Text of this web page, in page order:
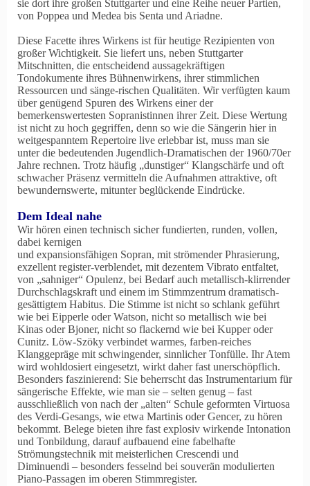
sie dort ihre großen Stuttgarter und eine Reihe neuer Partien,
von Poppea und Medea bis Senta und Ariadne.
Diese Facette ihres Wirkens ist für heutige Rezipienten von
großer Wichtigkeit. Sie liefert uns, neben Stuttgarter
Mitschnitten, die entscheidend aussagekräftigen
Tondokumente ihres Bühnenwirkens, ihrer stimmlichen
Ressourcen und sänge-rischen Qualitäten. Wir verfügten kaum
über genügend Spuren des Wirkens einer der
bemerkenswertesten Sopranistinnen ihrer Zeit. Diese Wertung
ist nicht zu hoch gegriffen, denn so wie die Sängerin hier in
weitgespanntem Repertoire live erlebbar ist, muss man sie
unter die bedeutenden Jugendlich-Dramatischen der 1960/70er
Jahre rechnen. Trotz häufig „dunstiger“ Klangschärfe und oft
schwacher Präsenz vermitteln die Aufnahmen attraktive, oft
bewundernswerte, mitunter beglückende Eindrücke.
Dem Ideal nahe
Wir hören einen technisch sicher fundierten, runden, vollen,
dabei kernigen
und expansionsfähigen Sopran, mit strömender Phrasierung,
exzellent register-verblendet, mit dezentem Vibrato entfaltet,
von „sahniger“ Opulenz, bei Bedarf auch metallisch-klirrender
Durchschlagskraft und einem im Stimmzentrum dramatisch-
gesättigtem Habitus. Die Stimme ist nicht so schlank geführt
wie bei Eipperle oder Watson, nicht so metallisch wie bei
Kinas oder Bjoner, nicht so flackernd wie bei Kupper oder
Cunitz. Löw-Szöky verbindet warmes, farben-reiches
Klanggepräge mit schwingender, sinnlicher Tonfülle. Ihr Atem
wird wohldosiert eingesetzt, wirkt daher fast unerschöpflich.
Besonders faszinierend: Sie beherrscht das Instrumentarium für
sängerische Effekte, wie man sie – selten genug – fast
ausschließlich von nach der „alten“ Schule geformten Virtuosa
des Verdi-Gesangs, wie etwa Martinis oder Gencer, zu hören
bekommt. Belege bieten ihre fast explosiv wirkende Intonation
und Tonbildung, darauf aufbauend eine fabelhafte
Strömungstechnik mit meisterlichen Crescendi und
Diminuendi – besonders fesselnd bei souverän modulierten
Piano-Passagen im oberen Stimmregister.